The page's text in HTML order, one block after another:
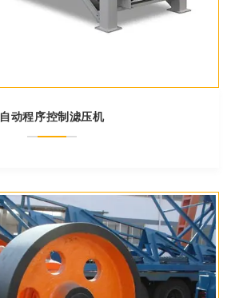
自动程序控制滤压机